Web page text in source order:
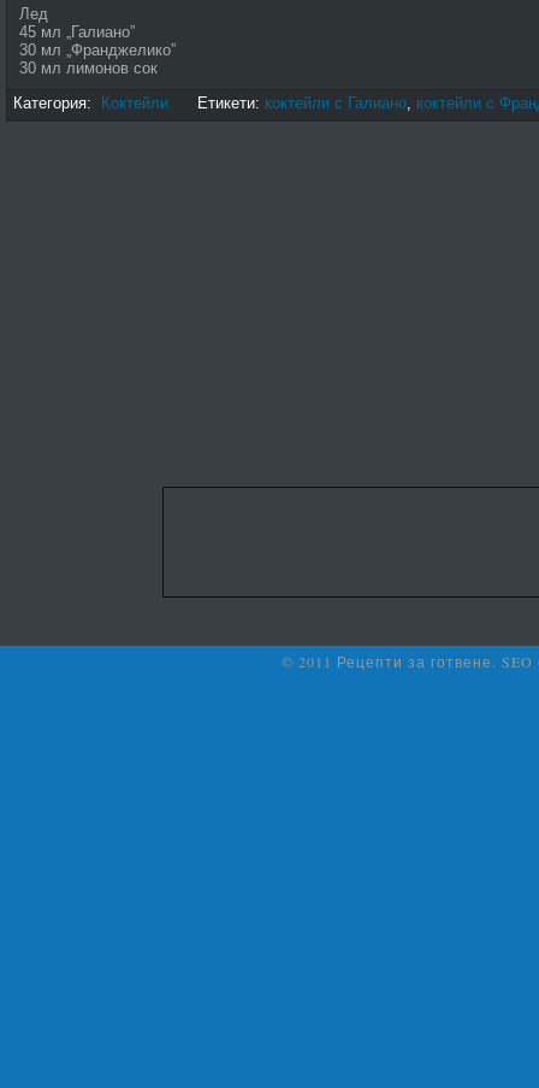
Лед
45 мл „Галиано”
30 мл „Франджелико”
30 мл лимонов сок
Категория:
Коктейли Етикети: коктейли с Галиано, коктейли с
© 2011 Рецепти за готвене.